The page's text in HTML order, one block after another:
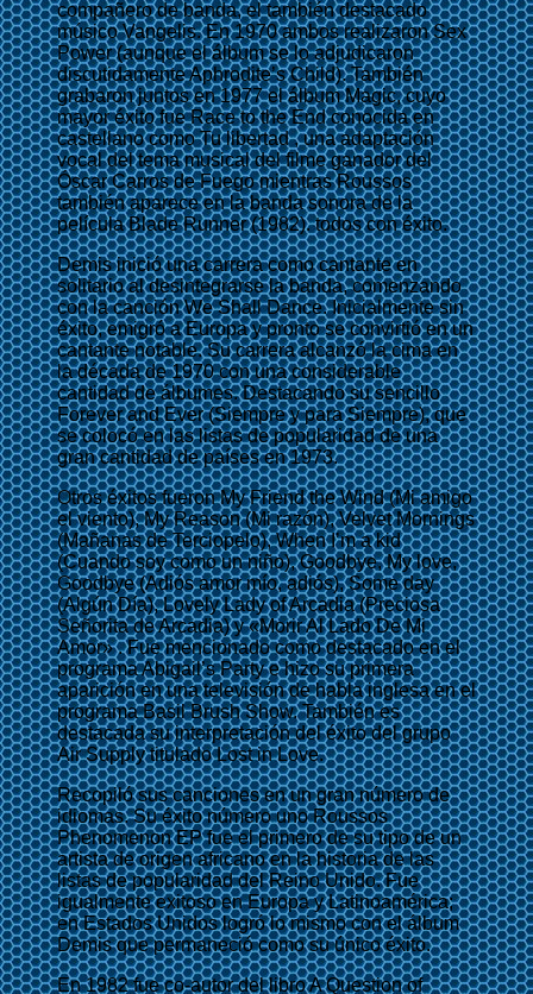
compañero de banda, el también destacado
músico Vangelis. En 1970 ambos realizaron Sex
Power (aunque el álbum se lo adjudicaron
discutidamente Aphrodite’s Child). También
grabaron juntos en 1977 el álbum Magic, cuyo
mayor éxito fue Race to the End conocida en
castellano como Tu libertad , una adaptación
vocal del tema musical del filme ganador del
Óscar Carros de Fuego mientras Roussos
también aparece en la banda sonora de la
película Blade Runner (1982). todos con éxito.
Demis inició una carrera como cantante en
solitario al desintegrarse la banda, comenzando
con la canción We Shall Dance. Inicialmente sin
éxito, emigró a Europa y pronto se convirtió en un
cantante notable. Su carrera alcanzó la cima en
la década de 1970 con una considerable
cantidad de álbumes. Destacando su sencillo
Forever and Ever (Siempre y para Siempre), que
se colocó en las listas de popularidad de una
gran cantidad de países en 1973.
Otros éxitos fueron My Friend the Wind (Mi amigo
el viento), My Reason (Mi razón), Velvet Mornings
(Mañanas de Terciopelo), When I’m a kid
(Cuando soy como un niño), Goodbye, My love,
Goodbye (Adiós amor mío, adiós), Some day
(Algún Día), Lovely Lady of Arcadia (Preciosa
Señorita de Arcadia) y «Morir Al Lado De Mi
Amor» . Fue mencionado como destacado en el
programa Abigail’s Party e hizo su primera
aparición en una televisión de habla inglesa en el
programa Basil Brush Show. También es
destacada su interpretación del éxito del grupo
Air Supply titulado Lost in Love.
Recopiló sus canciones en un gran número de
idiomas. Su éxito número uno Roussos
Phenomenon EP fue el primero de su tipo de un
artista de origen africano en la historia de las
listas de popularidad del Reino Unido. Fue
igualmente exitoso en Europa y Latinoamérica;
en Estados Unidos logró lo mismo con el álbum
Demis que permaneció como su único éxito.
En 1982 fue co-autor del libro A Question of